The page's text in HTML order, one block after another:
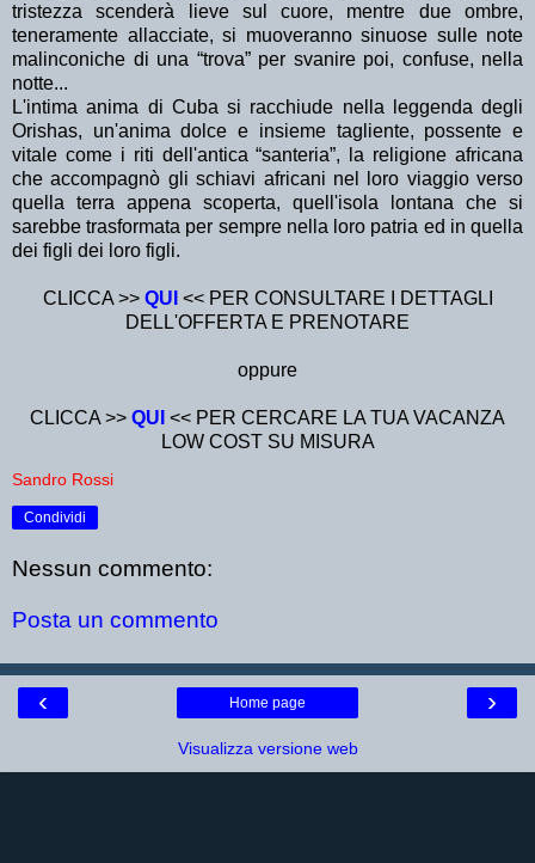
tristezza scenderà lieve sul cuore, mentre due ombre,
teneramente allacciate, si muoveranno sinuose sulle note
malinconiche di una “trova” per svanire poi, confuse, nella
notte...
L'intima anima di Cuba si racchiude nella leggenda degli
Orishas, un'anima dolce e insieme tagliente, possente e
vitale come i riti dell'antica “santeria”, la religione africana
che accompagnò gli schiavi africani nel loro viaggio verso
quella terra appena scoperta, quell'isola lontana che si
sarebbe trasformata per sempre nella loro patria ed in quella
dei figli dei loro figli.
CLICCA >> QUI << PER CONSULTARE I DETTAGLI
DELL'OFFERTA E PRENOTARE
oppure
CLICCA >> QUI << PER CERCARE LA TUA VACANZA
LOW COST SU MISURA
Sandro Rossi
Condividi
Nessun commento:
Posta un commento
‹ ›
Home page
Visualizza versione web